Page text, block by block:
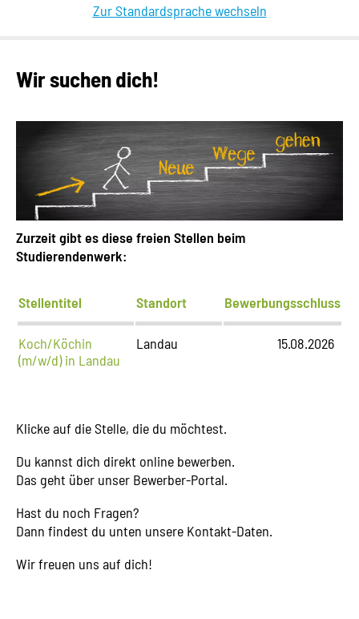
Zur Standardsprache wechseln
Wir suchen dich!
Zurzeit gibt es diese freien Stellen beim
Studierendenwerk:
Stellentitel Standort Bewerbungsschluss
Koch/Köchin
(m/w/d) in Landau
Landau 15.08.2026
Klicke auf die Stelle, die du möchtest.
Du kannst dich direkt online bewerben.
Das geht über unser Bewerber-Portal.
Hast du noch Fragen?
Dann findest du unten unsere Kontakt-Daten.
Wir freuen uns auf dich!